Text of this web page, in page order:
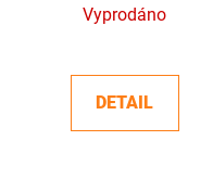
Vyprodáno
DETAIL